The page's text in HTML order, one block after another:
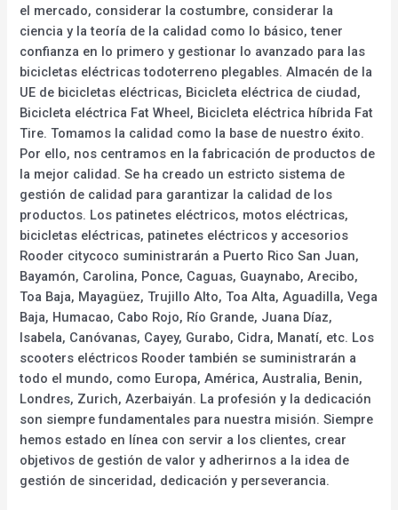
el mercado, considerar la costumbre, considerar la
ciencia y la teoría de la calidad como lo básico, tener
confianza en lo primero y gestionar lo avanzado para las
bicicletas eléctricas todoterreno plegables. Almacén de la
UE de bicicletas eléctricas, Bicicleta eléctrica de ciudad,
Bicicleta eléctrica Fat Wheel, Bicicleta eléctrica híbrida Fat
Tire. Tomamos la calidad como la base de nuestro éxito.
Por ello, nos centramos en la fabricación de productos de
la mejor calidad. Se ha creado un estricto sistema de
gestión de calidad para garantizar la calidad de los
productos. Los patinetes eléctricos, motos eléctricas,
bicicletas eléctricas, patinetes eléctricos y accesorios
Rooder citycoco suministrarán a Puerto Rico San Juan,
Bayamón, Carolina, Ponce, Caguas, Guaynabo, Arecibo,
Toa Baja, Mayagüez, Trujillo Alto, Toa Alta, Aguadilla, Vega
Baja, Humacao, Cabo Rojo, Río Grande, Juana Díaz,
Isabela, Canóvanas, Cayey, Gurabo, Cidra, Manatí, etc. Los
scooters eléctricos Rooder también se suministrarán a
todo el mundo, como Europa, América, Australia, Benin,
Londres, Zurich, Azerbaiyán. La profesión y la dedicación
son siempre fundamentales para nuestra misión. Siempre
hemos estado en línea con servir a los clientes, crear
objetivos de gestión de valor y adherirnos a la idea de
gestión de sinceridad, dedicación y perseverancia.